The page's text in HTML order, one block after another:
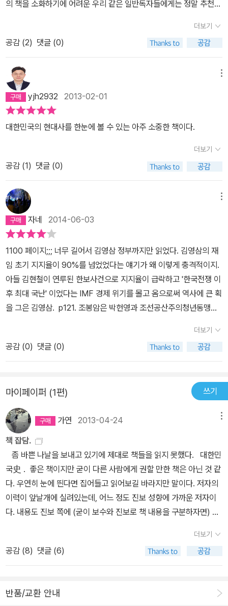
의 책을 소화하기에 어려운 우리 같은 일반독자들에게는 정말 추천하
이 객관적인 우리 현대사를 알 수 있다는 것이 이 책의 큰 장점이라고
할 수 있다.
더보기
공감 (2) 댓글 (0)
yjh2932 2013-02-01
대한민국의 현대사를 한눈에 볼 수 있는 아주 소중한 책이다.
더보기
공감 (1) 댓글 (0)
자네 2014-06-03
1100 페이지;;; 너무 길어서 김영삼 정부까지만 읽었다. 김영삼의 재
임 초기 지지율이 90%를 넘었었다는 얘기가 왜 이렇게 충격적이지.
아들 김현철이 연루된 한보사건으로 지지율이 급락하고 '한국전쟁 이
후 최대 국난' 이었다는 IMF 경제 위기를 몰고 옴으로써 역사에 큰 획
을 그은 김영삼. p121. 조봉암은 박헌영과 조선공산주의청년동맹을
를 비판하면서 전향한 인물이었다. 이승만이 조봉암을 농림장관에 기
용한 것은 당시 주요한 사회적 관심사였던 농지개혁을 염두에 둔 것
으로, 이는 이승만이 농지개혁을 매우 중시하고 있었음을 보여주는
민당을 배제하고, 전향했다고는 하지만 공산주의자였던 인물을 농지
개혁의 최고책임자로 기용한 이 절묘한 인사는 이승만의 뛰어난 통치
술을 보여주는 일면이기도 하다. ..(토지개혁문제만큼은 민국당에 비
해 이승만이 훨씬 개혁적이었다.) p233. 4월혁명에서 5.16쿠데타가
일어나기까지 1년 남짓한 짧은 기간에 있었던 일들은 한국 민주주의
역사에서 귀중한 경험과 자산이 되었다. 권위주의 독재정권을 무너뜨
린 민중은 자신의 힘과 민주주의에 대한 새로운 자각을 경험했으며,
그 정신은 엄혹한 군사정권 하에서도 민주화운동은 줄기차게 이어졌
고, 드디어 87년 6월항쟁으로 새로운 지평을 열었다. 4월혁명이라
를 맺었던 것이다. p530. 하나회의 첫 출발은 육사 11기생이던 전두
환, 노태우 등이 생도시절 만든 5성회였다. 영남 출신인 전두환, 노태
우, 김복동, 최성택, 박병하는 생도시절 늘 어울려 다녔는데, 이들은
별 이름을 지어 불렀다. ..(후에 일심회로 바뀌었다가 한마음회로, ‘하
더보기
공감 (0) 댓글 (0)
마이페이퍼 (1편) 쓰기
가연 2013-04-24
책 잡담.
좀 바쁜 나날을 보내고 있기에 제대로 책들을 읽지 못했다. 대한민
국史 . 좋은 책이지만 굳이 다른 사람에게 권할 만한 책은 아닌 것 같
다. 우연히 눈에 띈다면 집어들고 읽어보길 바라지만 말이다. 저자의
이력이 앞날개에 실려있는데, 어느 정도 진보 성향에 가까운 저자이
다. 내용도 진보 쪽에 (굳이 보수와 진보로 책 내용을 구분하자면) 가
모두를 끊어서 다루고 있다. 이승만, 장면(엄밀히 말하면 총리일테
고 대통령은 윤보선으로 기억한다.), 박정희, 유신, 전두환, 노태우, 김
영삼, 김대중, 노무현 정권 까지를 다루고 있다. 얼핏 보면 진보 성향
되는데, 물론 그 예상은 틀리지 않는다. 하지만 의외로 이 저자가 가장
더보기
공감 (8) 댓글 (6)
반품/교환 안내